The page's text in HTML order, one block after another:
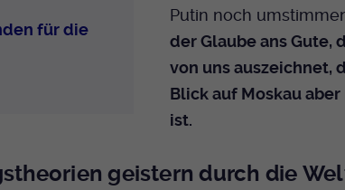
für die
Putin noch
der Glaube ans Gute,
von uns auszeichnet,
Blick auf Moskau aber
ist.
geistern durch die